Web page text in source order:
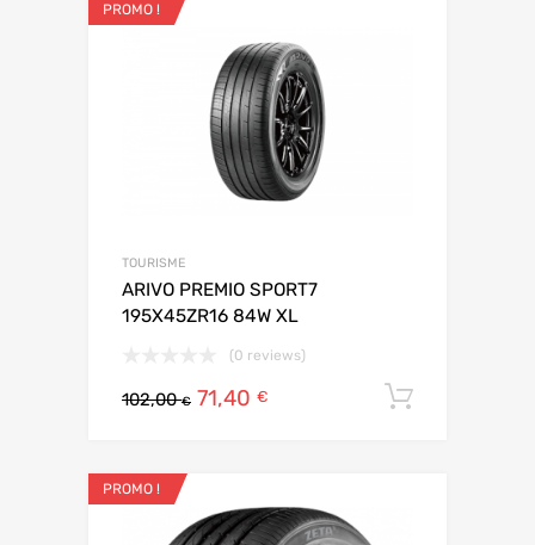
PROMO !
TOURISME
ARIVO PREMIO SPORT7
195X45ZR16 84W XL
(0 reviews)
102,00€ 71,40 €
PROMO !